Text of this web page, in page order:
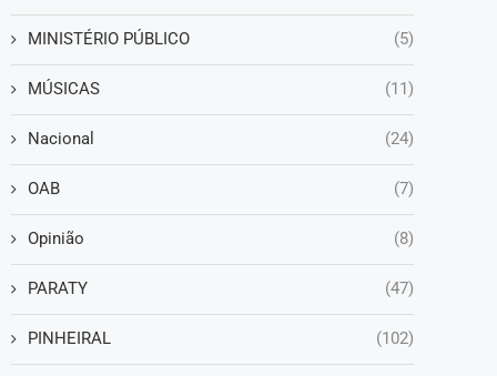
MINISTÉRIO PÚBLICO (5)
MÚSICAS (11)
Nacional (24)
OAB (7)
Opinião (8)
PARATY (47)
PINHEIRAL (102)